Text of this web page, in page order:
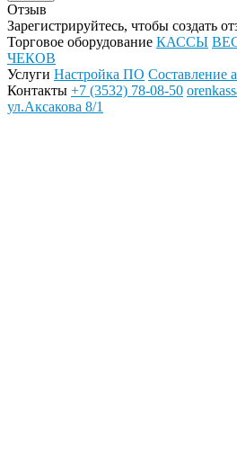
Отзыв
Зарегистрируйтесь, чтобы создать
Торговое оборудование КАССЫ
ЧЕКОВ
Услуги Настройка ПО Составление
Контакты +7 (3532) 78-08-50
ул.Аксакова 8/1